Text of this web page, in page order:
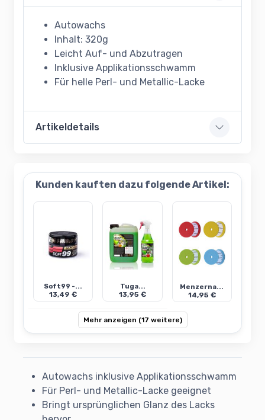
Autowachs
Inhalt: 320g
Leicht Auf- und Abzutragen
Inklusive Applikationsschwamm
Für helle Perl- und Metallic-Lacke
Artikeldetails
Kunden kauften dazu folgende Artikel:
Soft99 -...
13,49 €
Tuga...
13,95 €
Menzerna...
14,95 €
Mehr anzeigen (17 weitere)
Autowachs inklusive Applikationsschwamm
Für Perl- und Metallic-Lacke geeignet
Bringt ursprünglichen Glanz des Lacks